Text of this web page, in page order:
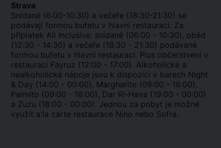
Strava
Snídaně (6:00-10:30) a večeře (18:30-21:30) se
podávají formou bufetu v hlavní restauraci. Za
příplatek All Inclusive: snídaně (06:00 - 10:30), oběd
(12:30 - 14:30) a večeře (18:30 - 21:30) podávané
formou bufetu v hlavní restauraci. Plus občerstvení v
restauraci Fayruz (12:00 - 17:00). Alkoholické a
nealkoholické nápoje jsou k dispozici v barech Night
& Day (14:00 - 00:00), Margharite (09:00 - 18:00),
Palmito (09:00 - 18:00), Dar Rl-Hava (19:00 - 00:00)
a Zuzu (18:00 - 00:00). Jednou za pobyt je možné
využít a'la carte restaurace Nino nebo Sofra.